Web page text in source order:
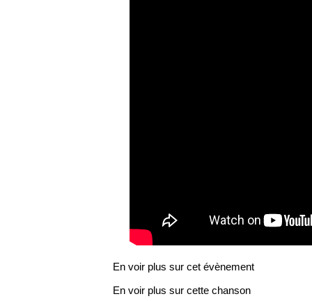
En voir plus sur cet évènement
En voir plus sur cette chanson